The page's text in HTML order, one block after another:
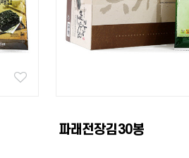
파래전장김30봉